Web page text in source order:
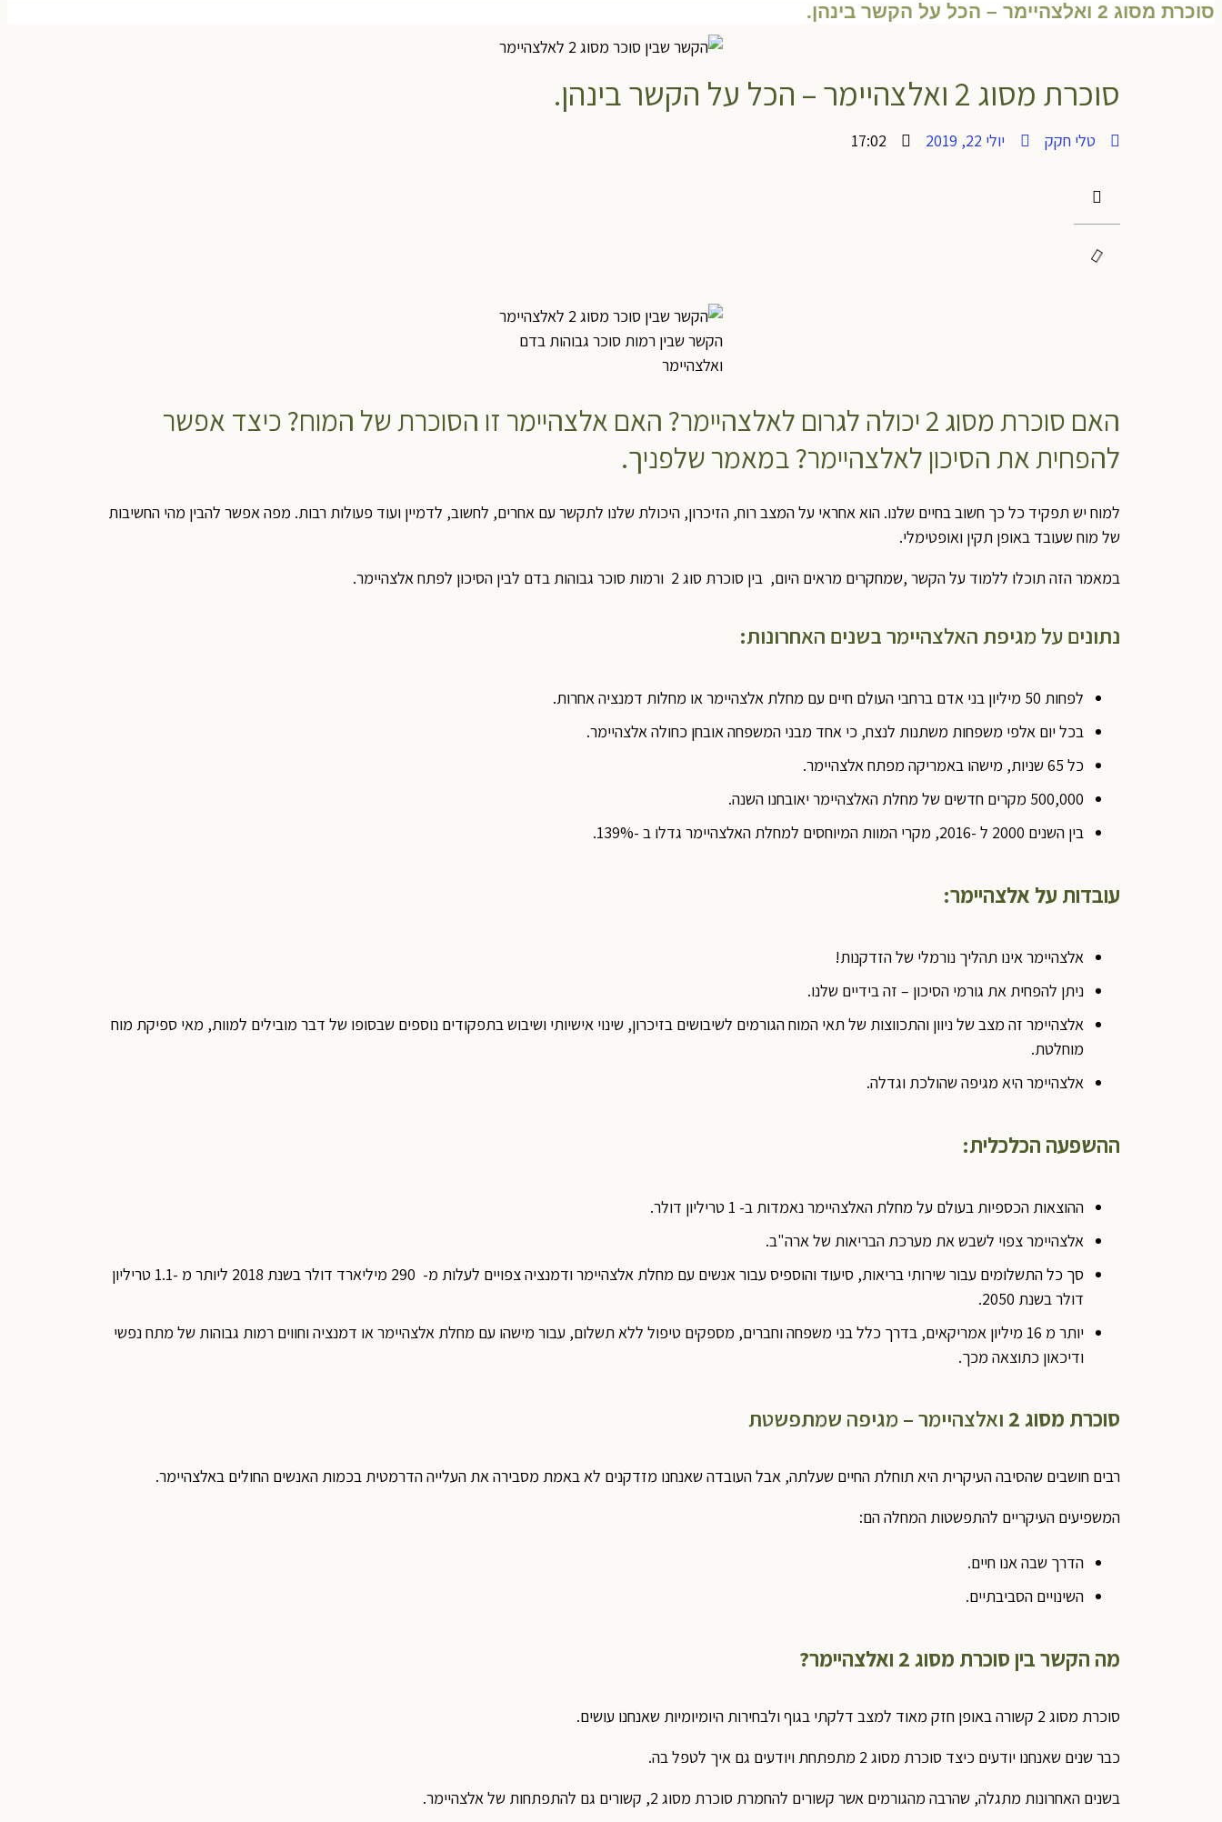
סוכרת מסוג 2 ואלצהיימר – הכל על הקשר בינהן.
סוכרת מסוג 2 ואלצהיימר – הכל על הקשר בינהן.
טלי חקק יולי 22, 2019 17:02
הקשר שבין רמות סוכר גבוהות בדם
ואלצהיימר
האם סוכרת מסוג 2 יכולה לגרום לאלצהיימר? האם אלצהיימר זו הסוכרת של המוח? כיצד אפשר
להפחית את הסיכון לאלצהיימר? במאמר שלפניך.
למוח יש תפקיד כל כך חשוב בחיים שלנו. הוא אחראי על המצב רוח, הזיכרון, היכולת שלנו לתקשר עם אחרים, לחשוב, לדמיין ועוד פעולות רבות. מפה אפשר להבין מהי החשיבות
של מוח שעובד באופן תקין ואופטימלי.
במאמר הזה תוכלו ללמוד על הקשר ,שמחקרים מראים היום, בין סוכרת סוג 2 ורמות סוכר גבוהות בדם לבין הסיכון לפתח אלצהיימר.
נתונים על מגיפת האלצהיימר בשנים האחרונות:
לפחות 50 מיליון בני אדם ברחבי העולם חיים עם מחלת אלצהיימר או מחלות דמנציה אחרות.
בכל יום אלפי משפחות משתנות לנצח, כי אחד מבני המשפחה אובחן כחולה אלצהיימר.
כל 65 שניות, מישהו באמריקה מפתח אלצהיימר.
500,000 מקרים חדשים של מחלת האלצהיימר יאובחנו השנה.
בין השנים 2000 ל -2016, מקרי המוות המיוחסים למחלת האלצהיימר גדלו ב -139%.
עובדות על אלצהיימר:
אלצהיימר אינו תהליך נורמלי של הזדקנות!
ניתן להפחית את גורמי הסיכון – זה בידיים שלנו.
אלצהיימר זה מצב של ניוון והתכווצות של תאי המוח הגורמים לשיבושים בזיכרון, שינוי אישיותי ושיבוש בתפקודים נוספים שבסופו של דבר מובילים למוות, מאי ספיקת מוח
מוחלטת.
אלצהיימר היא מגיפה שהולכת וגדלה.
ההשפעה הכלכלית:
ההוצאות הכספיות בעולם על מחלת האלצהיימר נאמדות ב- 1 טריליון דולר.
אלצהיימר צפוי לשבש את מערכת הבריאות של ארה"ב.
סך כל התשלומים עבור שירותי בריאות, סיעוד והוספיס עבור אנשים עם מחלת אלצהיימר ודמנציה צפויים לעלות מ- 290 מיליארד דולר בשנת 2018 ליותר מ -1.1 טריליון
דולר בשנת 2050.
יותר מ 16 מיליון אמריקאים, בדרך כלל בני משפחה וחברים, מספקים טיפול ללא תשלום, עבור מישהו עם מחלת אלצהיימר או דמנציה וחווים רמות גבוהות של מתח נפשי
ודיכאון כתוצאה מכך.
סוכרת מסוג 2 ואלצהיימר – מגיפה שמתפשטת
רבים חושבים שהסיבה העיקרית היא תוחלת החיים שעלתה, אבל העובדה שאנחנו מזדקנים לא באמת מסבירה את העלייה הדרמטית בכמות האנשים החולים באלצהיימר.
המשפיעים העיקריים להתפשטות המחלה הם:
הדרך שבה אנו חיים.
השינויים הסביבתיים.
מה הקשר בין סוכרת מסוג 2 ואלצהיימר?
סוכרת מסוג 2 קשורה באופן חזק מאוד למצב דלקתי בגוף ולבחירות היומיומיות שאנחנו עושים.
כבר שנים שאנחנו יודעים כיצד סוכרת מסוג 2 מתפתחת ויודעים גם איך לטפל בה.
בשנים האחרונות מתגלה, שהרבה מהגורמים אשר קשורים להחמרת סוכרת מסוג 2, קשורים גם להתפתחות של אלצהיימר.